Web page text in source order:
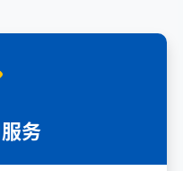
务